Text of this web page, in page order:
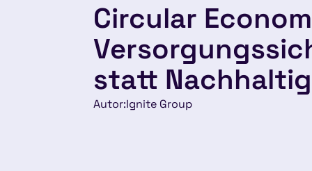
Circular
statt
Autor:Ignite Group